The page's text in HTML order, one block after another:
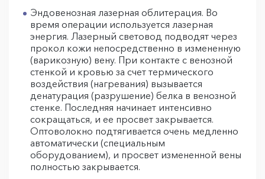
Эндовенозная лазерная облитерация. Во
время операции используется лазерная
энергия. Лазерный световод подводят через
прокол кожи непосредственно в измененную
(варикозную) вену. При контакте с венозной
стенкой и кровью за счет термического
воздействия (нагревания) вызывается
денатурация (разрушение) белка в венозной
стенке. Последняя начинает интенсивно
сокращаться, и ее просвет закрывается.
Оптоволокно подтягивается очень медленно
автоматически (специальным
оборудованием), и просвет измененной вены
полностью закрывается.